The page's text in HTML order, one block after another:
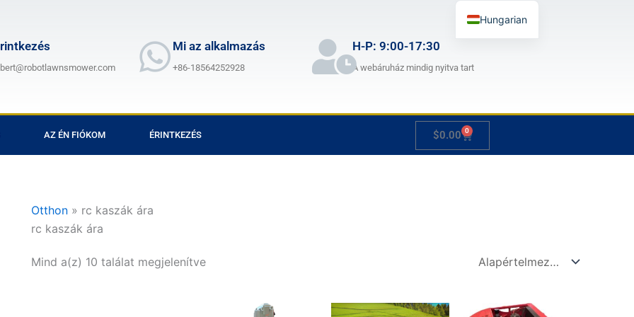
Mi az alkalmazás
+86-18564252928
H-P: 9:00-17:30
A webáruház mindig nyitva tart
AZ ÉN FIÓKOM ÉRINTKEZÉS $0.00 0
Kosár
Otthon » rc kaszák ára
rc kaszák ára
Mind a(z) 10 találat megjelenítve
Ártartomány:
Ártartomány:
Ennek
Ártartomány:
Hungarian
Japanese